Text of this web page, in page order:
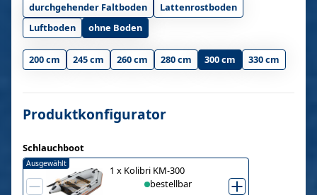
durchgehender Faltboden
Lattenrostboden
Luftboden
ohne Boden
200 cm 245 cm 260 cm 280 cm 300 cm 330 cm
Produktkonfigurator
Schlauchboot
1 x Kolibri KM-300
bestellbar
Ausgewählt